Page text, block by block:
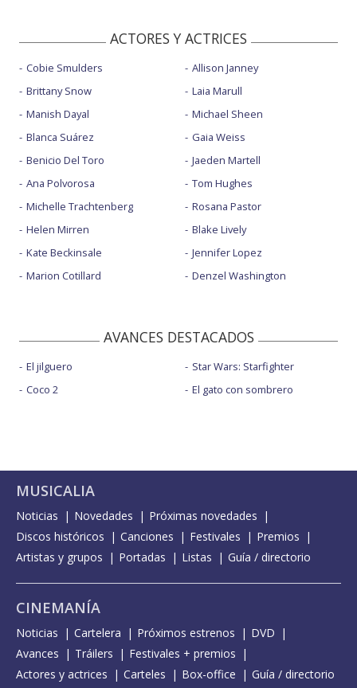
ACTORES Y ACTRICES
Cobie Smulders
Brittany Snow
Manish Dayal
Blanca Suárez
Benicio Del Toro
Ana Polvorosa
Michelle Trachtenberg
Helen Mirren
Kate Beckinsale
Marion Cotillard
Allison Janney
Laia Marull
Michael Sheen
Gaia Weiss
Jaeden Martell
Tom Hughes
Rosana Pastor
Blake Lively
Jennifer Lopez
Denzel Washington
AVANCES DESTACADOS
El jilguero
Coco 2
Star Wars: Starfighter
El gato con sombrero
MUSICALIA
Noticias Novedades
Próximas novedades
Discos históricos
Canciones Festivales
Premios
Artistas y grupos
Portadas Listas Guía / directorio
CINEMANÍA
Noticias Cartelera Próximos estrenos
DVD
Avances
Tráilers
Festivales + premios
Actores y actrices
Carteles Box-office Guía / directorio